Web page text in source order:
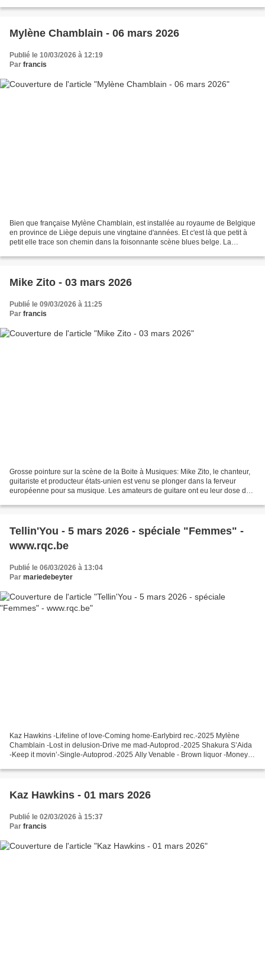
Mylène Chamblain - 06 mars 2026
Publié le 10/03/2026 à 12:19
Par francis
Bien que française Mylène Chamblain, est installée au royaume de Belgique
en province de Liège depuis une vingtaine d'années. Et c'est là que petit à
petit elle trace son chemin dans la foisonnante scène blues belge. La
Mike Zito - 03 mars 2026
Publié le 09/03/2026 à 11:25
Par francis
Grosse pointure sur la scène de la Boite à Musiques: Mike Zito, le chanteur,
guitariste et producteur états-unien est venu se plonger dans la ferveur
européenne pour sa musique. Les amateurs de guitare ont eu leur dose de
Tellin'You - 5 mars 2026 - spéciale "Femmes" -
www.rqc.be
Publié le 06/03/2026 à 13:04
Par mariedebeyter
Kaz Hawkins -Lifeline of love-Coming home-Earlybird rec.-2025 Mylène
Chamblain -Lost in delusion-Drive me mad-Autoprod.-2025 Shakura S’Aida
-Keep it movin’-Single-Autoprod.-2025 Ally Venable - Brown liquor -Money &
Kaz Hawkins - 01 mars 2026
Publié le 02/03/2026 à 15:37
Par francis